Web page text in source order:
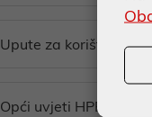
Upute za korištenje
Opći uvjeti HPB-a za